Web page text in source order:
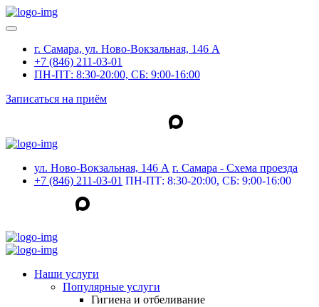
г. Самара, ул. Ново-Вокзальная, 146 А
+7 (846) 211-03-01
ПН-ПТ: 8:30-20:00, СБ: 9:00-16:00
Записаться на приём
ул. Ново-Вокзальная, 146 А г. Самара - Cхема проезда
+7 (846) 211-03-01 ПН-ПТ: 8:30-20:00, СБ: 9:00-16:00
Наши услуги
Популярные услуги
Гигиена и отбеливание